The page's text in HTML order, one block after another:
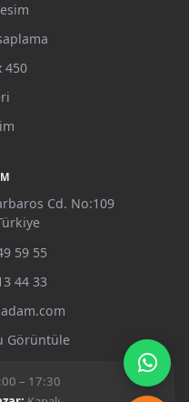
450
Cd. No:109
59 55
44 33
Görüntüle
– 17:30